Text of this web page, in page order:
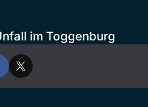
im Toggenburg